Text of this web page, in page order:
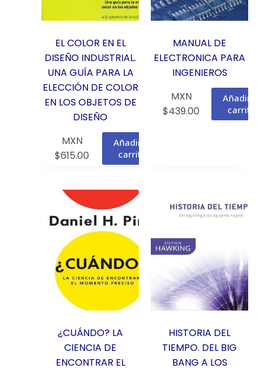
EL COLOR EN EL
DISEÑO INDUSTRIAL.
UNA GUÍA PARA LA
ELECCIÓN DE COLOR
EN LOS OBJETOS DE
DISEÑO
MXN
$615.00
Añadir al
carrito
MANUAL DE
ELECTRONICA PARA
INGENIEROS
MXN
$439.00
Añadir al
carrito
¿CUÁNDO? LA
CIENCIA DE
ENCONTRAR EL
HISTORIA DEL
TIEMPO. DEL BIG
BANG A LOS